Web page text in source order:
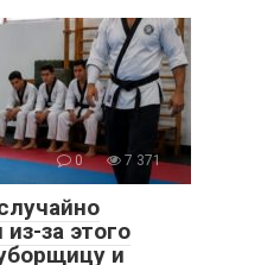
0 7 371
за этого
и